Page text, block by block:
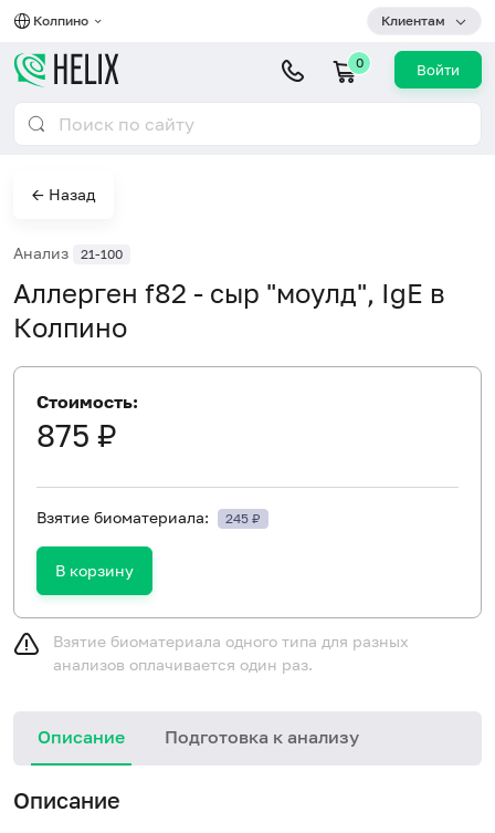
Колпино Клиентам
0 Войти
← Назад
Анализ 21-100
Аллерген f82 - сыр "моулд", IgE в
Колпино
Стоимость:
875 ₽
Взятие биоматериала: 245 ₽
В корзину
Взятие биоматериала одного типа для разных
анализов оплачивается один раз.
Описание Подготовка к анализу
Описание